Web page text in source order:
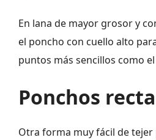
En lana de mayor grosor y
el poncho con cuello alto
puntos más sencillos como
Ponchos
Otra forma muy fácil de